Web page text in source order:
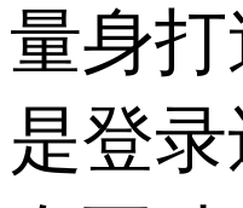
量身
是登